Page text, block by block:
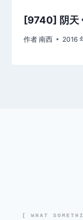
[9740] 阴天
作者南西 2016
[ WHAT